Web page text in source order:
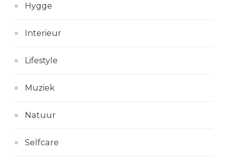
Hygge
Interieur
Lifestyle
Muziek
Natuur
Selfcare